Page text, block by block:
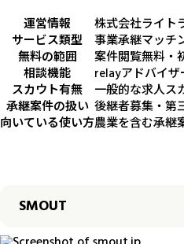
運営情報
株式会社ライト
サービス類型
事業承継マッチ
無料の範囲
案件閲覧無料・
相談機能
relayアドバイザ
スカウト有無
一般的な求人ス
承継案件の扱い 後継者募集・第
向いている使い方農業を含む承継
SMOUT